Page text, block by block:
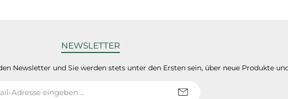
NEWSLETTER
Newsletter und Sie werden stets unter den Ersten sein, über neue Produkte